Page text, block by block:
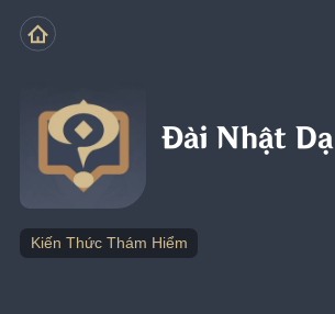
Đài Nhật Dạ
Kiến Thức Thám Hiểm